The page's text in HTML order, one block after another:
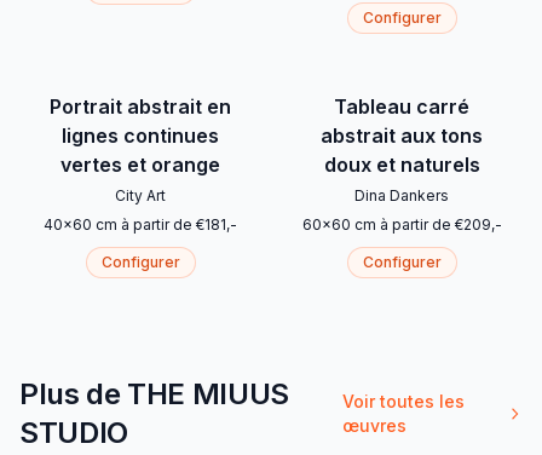
Configurer
Portrait abstrait en
lignes continues
vertes et orange
City Art
40x60 cm à partir de €181,-
Configurer
Tableau carré
abstrait aux tons
doux et naturels
Dina Dankers
60x60 cm à partir de €209,-
Configurer
Plus de THE MIUUS
STUDIO
Voir toutes les
œuvres